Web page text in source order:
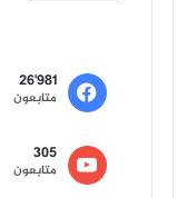
26٬981
متابعون
305
متابعون